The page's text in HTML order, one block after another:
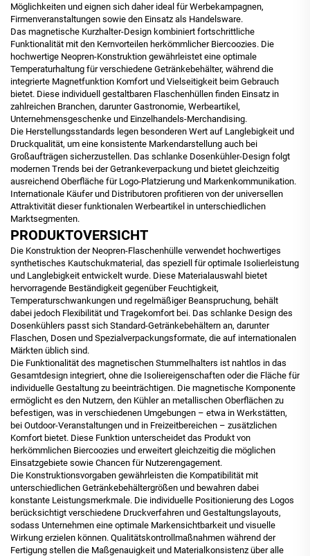
Möglichkeiten und eignen sich daher ideal für Werbekampagnen,
Firmenveranstaltungen sowie den Einsatz als Handelsware.
Das magnetische Kurzhalter-Design kombiniert fortschrittliche
Funktionalität mit den Kernvorteilen herkömmlicher Biercoozies. Die
hochwertige Neopren-Konstruktion gewährleistet eine optimale
Temperaturhaltung für verschiedene Getränkebehälter, während die
integrierte Magnetfunktion Komfort und Vielseitigkeit beim Gebrauch
bietet. Diese individuell gestaltbaren Flaschenhüllen finden Einsatz in
zahlreichen Branchen, darunter Gastronomie, Werbeartikel,
Unternehmensgeschenke und Einzelhandels-Merchandising.
Die Herstellungsstandards legen besonderen Wert auf Langlebigkeit und
Druckqualität, um eine konsistente Markendarstellung auch bei
Großaufträgen sicherzustellen. Das schlanke Dosenkühler-Design folgt
modernen Trends bei der Getrankeverpackung und bietet gleichzeitig
ausreichend Oberfläche für Logo-Platzierung und Markenkommunikation.
Internationale Käufer und Distributoren profitieren von der universellen
Attraktivität dieser funktionalen Werbeartikel in unterschiedlichen
Marktsegmenten.
PRODUKTOVERSICHT
Die Konstruktion der Neopren-Flaschenhülle verwendet hochwertiges
synthetisches Kautschukmaterial, das speziell für optimale Isolierleistung
und Langlebigkeit entwickelt wurde. Diese Materialauswahl bietet
hervorragende Beständigkeit gegenüber Feuchtigkeit,
Temperaturschwankungen und regelmäßiger Beanspruchung, behält
dabei jedoch Flexibilität und Tragekomfort bei. Das schlanke Design des
Dosenkühlers passt sich Standard-Getränkebehältern an, darunter
Flaschen, Dosen und Spezialverpackungsformate, die auf internationalen
Märkten üblich sind.
Die Funktionalität des magnetischen Stummelhalters ist nahtlos in das
Gesamtdesign integriert, ohne die Isoliereigenschaften oder die Fläche für
individuelle Gestaltung zu beeinträchtigen. Die magnetische Komponente
ermöglicht es den Nutzern, den Kühler an metallischen Oberflächen zu
befestigen, was in verschiedenen Umgebungen – etwa in Werkstätten,
bei Outdoor-Veranstaltungen und in Freizeitbereichen – zusätzlichen
Komfort bietet. Diese Funktion unterscheidet das Produkt von
herkömmlichen Biercoozies und erweitert gleichzeitig die möglichen
Einsatzgebiete sowie Chancen für Nutzerengagement.
Die Konstruktionsvorgaben gewährleisten die Kompatibilität mit
unterschiedlichen Getränkebehältergrößen und bewahren dabei
konstante Leistungsmerkmale. Die individuelle Positionierung des Logos
berücksichtigt verschiedene Druckverfahren und Gestaltungslayouts,
sodass Unternehmen eine optimale Markensichtbarkeit und visuelle
Wirkung erzielen können. Qualitätskontrollmaßnahmen während der
Fertigung stellen die Maßgenauigkeit und Materialkonsistenz über alle